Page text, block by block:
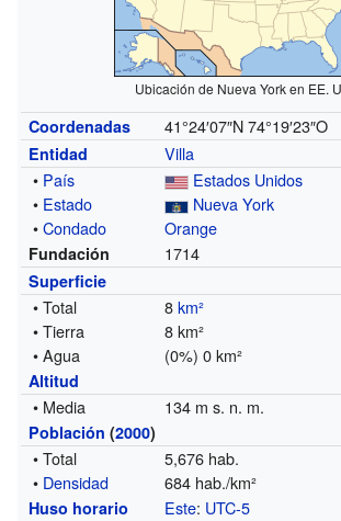
Ubicación de Nueva York en EE.
Coordenadas 41°24′07″N 74°19′23″O
Entidad
Villa
• País
Estados Unidos
• Estado
Nueva York
•Condado Orange
Fundación 1714
Superficie
• Total 8km²
• Tierra
8 km²
• Agua
(0%) 0 km²
Altitud
• Media 134 m s. n. m.
Población (2000)
• Total
5,676 hab.
• Densidad 684 hab./km²
Huso horario Este: UTC-5